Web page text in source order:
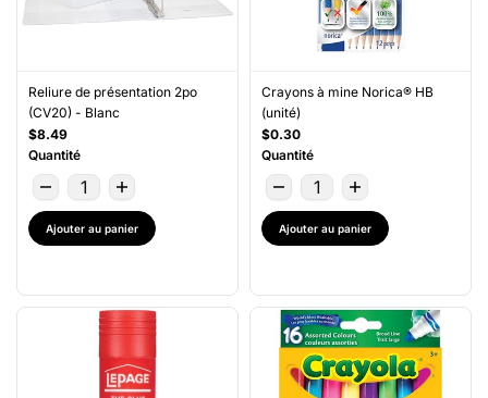
Reliure de présentation 2po
(CV20) - Blanc
$8.49
Quantité
Ajouter au panier
Crayons à mine Norica® HB
(unité)
$0.30
Quantité
Ajouter au panier